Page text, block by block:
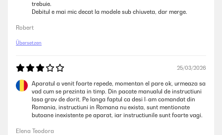
trebuie.
Debitul e mai mic decat la modele sub chiuveta, dar merge.
Robert
Übersetzen
25/03/2026
Aparatul a venit foarte repede, momentan el pare ok, urmeaza sa
vad cum se prezinta in timp. Din pacate manualul de instructiuni
lasa grav de dorit. Pe langa faptul ca desi l-am comandat din
Romania, instructiuni in Romana nu exista, sunt mentionate
butoane inexistente pe aparat, iar instructiunile sunt foarte vagi.
Elena Teodora